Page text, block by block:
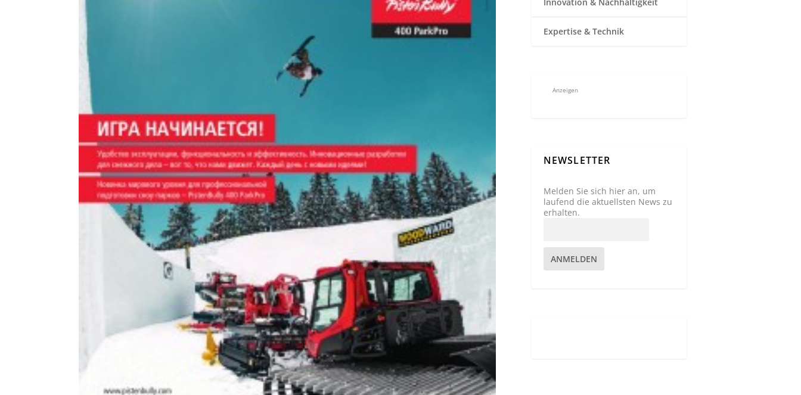
Expertise & Technik
Anzeigen
NEWSLETTER
Melden Sie sich hier an, um
laufend die aktuellsten News zu
erhalten.
ANMELDEN